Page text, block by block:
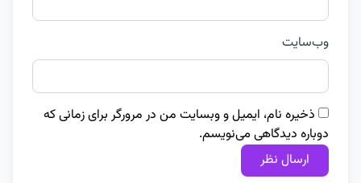
وب‌سایت
ذخیره نام، ایمیل و وبسایت من در مرورگر برای زمانی که
دوباره دیدگاهی می‌نویسم.